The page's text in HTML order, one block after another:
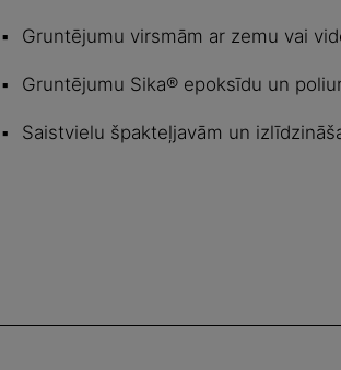
Gruntējumu virsmām ar zemu vai
Gruntējumu Sika® epoksīdu un
Saistvielu špakteļjavām un